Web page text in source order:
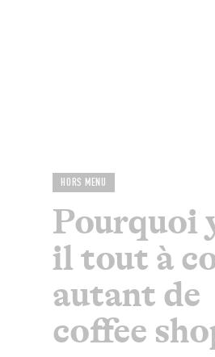
HORS MENU
Pourquoi
il tout à
autant de
coffee